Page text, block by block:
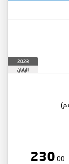
2023
اليابان
230
.00